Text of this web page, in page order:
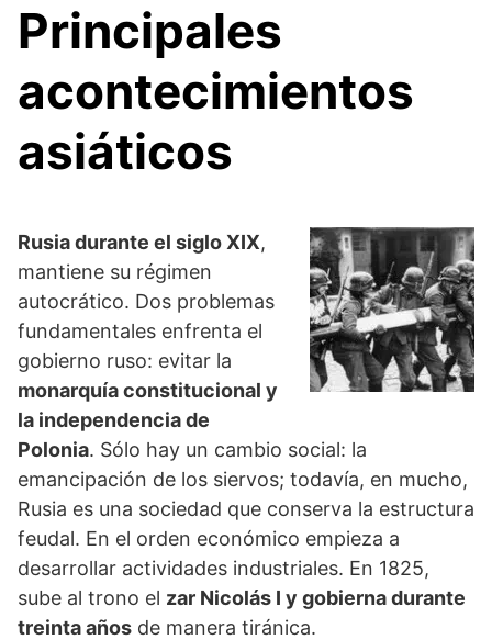
Principales
acontecimientos
asiáticos
Rusia durante el siglo XIX,
mantiene su régimen
autocrático. Dos problemas
fundamentales enfrenta el
gobierno ruso: evitar la
monarquía constitucional y
la independencia de
Polonia. Sólo hay un cambio social: la
emancipación de los siervos; todavía, en mucho,
Rusia es una sociedad que conserva la estructura
feudal. En el orden económico empieza a
desarrollar actividades industriales. En 1825,
sube al trono el zar Nicolás I y gobierna durante
treinta años de manera tiránica.